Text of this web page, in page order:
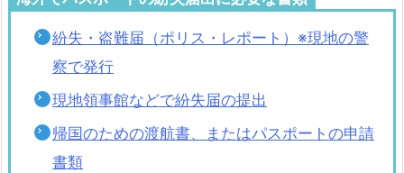
紛失・盗難届（ポリス・レポート）※現地の警
察で発行
現地領事館などで紛失届の提出
帰国のための渡航書、またはパスポートの申請
書類